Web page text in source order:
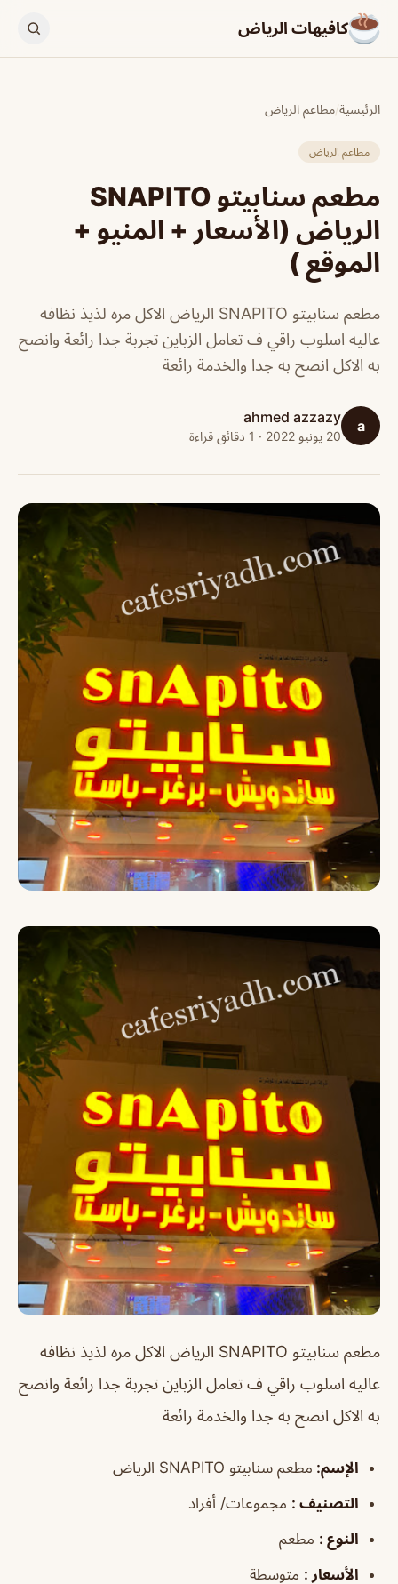
كافيهات الرياض
الرئيسية/مطاعم الرياض
مطاعم الرياض
مطعم سنابيتو SNAPITO
الرياض (الأسعار + المنيو +
الموقع )
مطعم سنابيتو SNAPITO الرياض الاكل مره لذيذ نظافه
عاليه اسلوب راقي ف تعامل الزباين تجربة جدا رائعة وانصح
به الاكل انصح به جدا والخدمة رائعة
a
ahmed azzazy
20 يونيو 2022 · 1 دقائق قراءة
مطعم سنابيتو SNAPITO الرياض
الاكل مره لذيذ نظافه
عاليه اسلوب راقي ف تعامل الزباين تجربة جدا رائعة وانصح
به الاكل انصح به جدا والخدمة رائعة
الإسم: مطعم سنابيتو SNAPITO الرياض
التصنيف : مجموعات/ أفراد
النوع : مطعم
الأسعار : متوسطة